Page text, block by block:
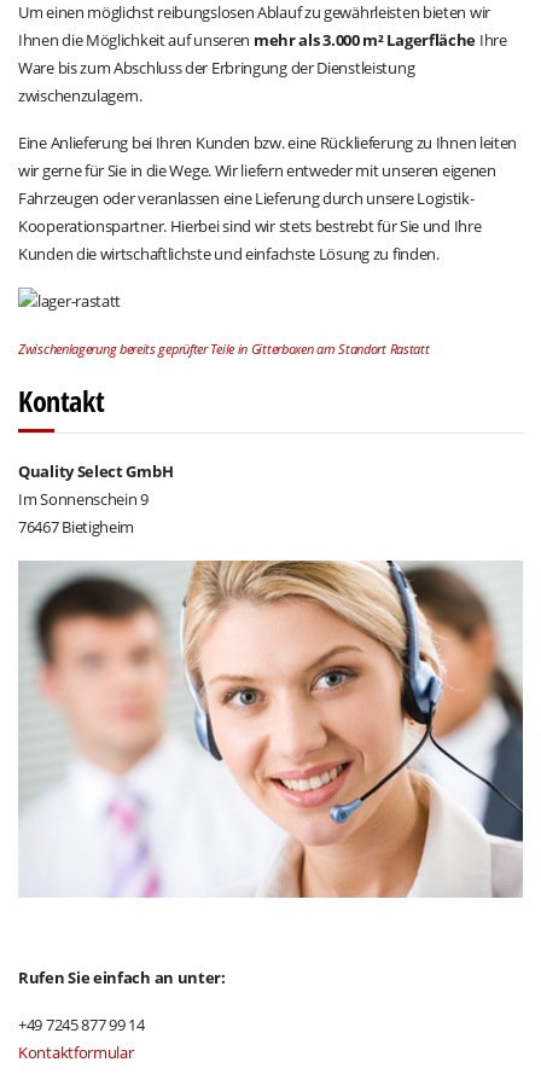
Um einen möglichst reibungslosen Ablauf zu gewährleisten bieten wir
Ihnen die Möglichkeit auf unseren mehr als 3.000 m² Lagerfläche Ihre
Ware bis zum Abschluss der Erbringung der Dienstleistung
zwischenzulagern.
Eine Anlieferung bei Ihren Kunden bzw. eine Rücklieferung zu Ihnen leiten
wir gerne für Sie in die Wege. Wir liefern entweder mit unseren eigenen
Fahrzeugen oder veranlassen eine Lieferung durch unsere Logistik-
Kooperationspartner. Hierbei sind wir stets bestrebt für Sie und Ihre
Kunden die wirtschaftlichste und einfachste Lösung zu finden.
Zwischenlagerung bereits geprüfter Teile in Gitterboxen am Standort Rastatt
Kontakt
Quality Select GmbH
Im Sonnenschein 9
76467 Bietigheim
Rufen Sie einfach an unter:
+49 7245 877 99 14
Kontaktformular